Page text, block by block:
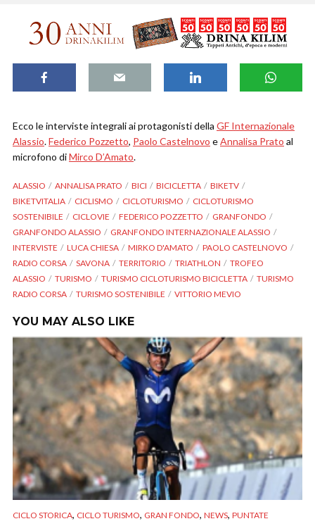
Ecco le interviste integrali ai protagonisti della GF Internazionale
Alassio.Federico Pozzetto, Paolo Castelnovo eAnnalisa Prato al
microfono diMirco D’Amato.
ALASSIO ANNALISA PRATO BICI BICICLETTA
BIKETV
BIKETVITALIA
CICLISMO CICLOTURISMO
CICLOTURISMO
SOSTENIBILE
CICLOVIE FEDERICO POZZETTO
GRANFONDO
GRANFONDO ALASSIO
GRANFONDO INTERNAZIONALE ALASSIO
INTERVISTE
LUCA CHIESA MIRKO D'AMATO
PAOLO CASTELNOVO
RADIO CORSA
SAVONA TERRITORIO TRIATHLON
TROFEO
ALASSIO
TURISMO TURISMO CICLOTURISMO BICICLETTA
TURISMO
RADIO CORSA
TURISMO SOSTENIBILE VITTORIO MEVIO
YOU MAY ALSO LIKE
CICLO STORICA, CICLO TURISMO, GRAN FONDO, NEWS, PUNTATE